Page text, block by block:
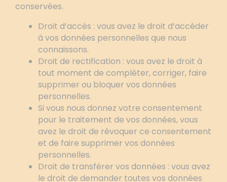
conservées.
Droit d’accès : vous avez le droit d’accéder
à vos données personnelles que nous
connaissons.
Droit de rectification : vous avez le droit à
tout moment de compléter, corriger, faire
supprimer ou bloquer vos données
personnelles.
Si vous nous donnez votre consentement
pour le traitement de vos données, vous
avez le droit de révoquer ce consentement
et de faire supprimer vos données
personnelles.
Droit de transférer vos données : vous avez
le droit de demander toutes vos données